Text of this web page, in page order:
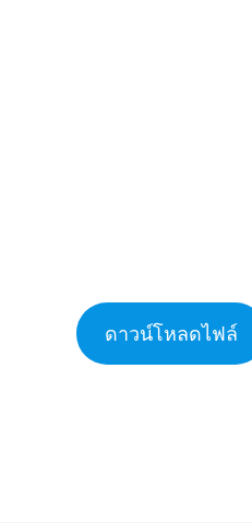
ดาวน์โหลดไฟล์